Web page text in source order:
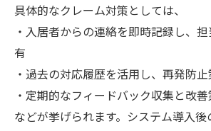
具体的なクレーム対策としては、
・入居者からの連絡を即時記録し、
有
・過去の対応履歴を活用し、再発防
・定期的なフィードバック収集と改
などが挙げられます。システム導入後